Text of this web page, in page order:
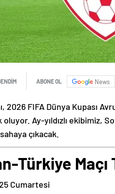
ABONE OL News
2026 FIFA Dünya Kupası
oluyor. Ay-yıldızlı ekibimiz,
çıkacak.
Türkiye Maçı
Cumartesi